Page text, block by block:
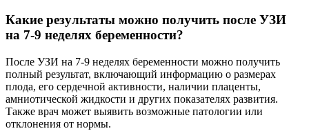
Какие результаты можно получить после УЗИ
на 7-9 неделях беременности?
После УЗИ на 7-9 неделях беременности можно получить
полный результат, включающий информацию о размерах
плода, его сердечной активности, наличии плаценты,
амниотической жидкости и других показателях развития.
Также врач может выявить возможные патологии или
отклонения от нормы.